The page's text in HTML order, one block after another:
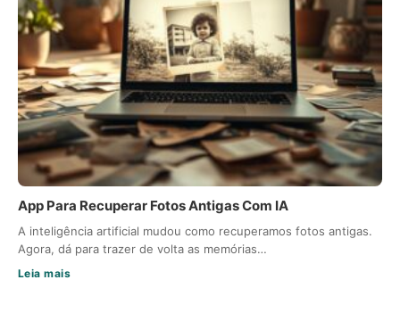
App Para Recuperar Fotos Antigas Com IA
A inteligência artificial mudou como recuperamos fotos antigas.
Agora, dá para trazer de volta as memórias…
Leia mais